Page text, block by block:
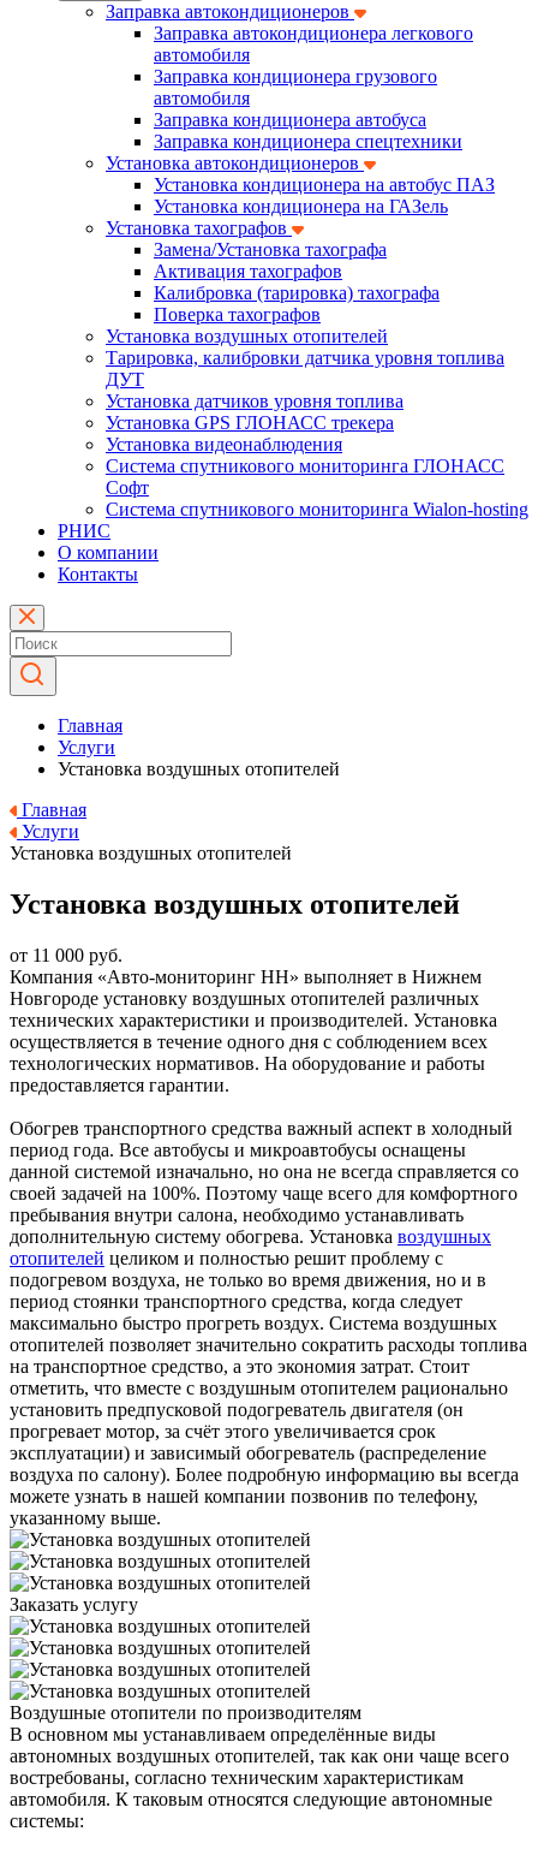
Заправка автокондиционеров
Заправка автокондиционера легкового
автомобиля
Заправка кондиционера грузового
автомобиля
Заправка кондиционера автобуса
Заправка кондиционера спецтехники
Установка автокондиционеров
Установка кондиционера на автобус ПАЗ
Установка кондиционера на ГАЗель
Установка тахографов
Замена/Установка тахографа
Активация тахографов
Калибровка (тарировка) тахографа
Поверка тахографов
Установка воздушных отопителей
Тарировка, калибровки датчика уровня топлива
ДУТ
Установка датчиков уровня топлива
Установка GPS ГЛОНАСС трекера
Установка видеонаблюдения
Система спутникового мониторинга ГЛОНАСС
Софт
Система спутникового мониторинга Wialon-hosting
РНИС
О компании
Контакты
Главная
Услуги
Установка воздушных отопителей
Главная
Услуги
Установка воздушных отопителей
Установка воздушных отопителей
от 11 000 руб.
Компания «Авто-мониторинг НН» выполняет в Нижнем
Новгороде установку воздушных отопителей различных
технических характеристики и производителей. Установка
осуществляется в течение одного дня с соблюдением всех
технологических нормативов. На оборудование и работы
предоставляется гарантии.
Обогрев транспортного средства важный аспект в холодный
период года. Все автобусы и микроавтобусы оснащены
данной системой изначально, но она не всегда справляется со
своей задачей на 100%. Поэтому чаще всего для комфортного
пребывания внутри салона, необходимо устанавливать
дополнительную систему обогрева. Установка воздушных
отопителей целиком и полностью решит проблему с
подогревом воздуха, не только во время движения, но и в
период стоянки транспортного средства, когда следует
максимально быстро прогреть воздух. Система воздушных
отопителей позволяет значительно сократить расходы топлива
на транспортное средство, а это экономия затрат. Стоит
отметить, что вместе с воздушным отопителем рационально
установить предпусковой подогреватель двигателя (он
прогревает мотор, за счёт этого увеличивается срок
эксплуатации) и зависимый обогреватель (распределение
воздуха по салону). Более подробную информацию вы всегда
можете узнать в нашей компании позвонив по телефону,
указанному выше.
Заказать услугу
Воздушные отопители по производителям
В основном мы устанавливаем определённые виды
автономных воздушных отопителей, так как они чаще всего
востребованы, согласно техническим характеристикам
автомобиля. К таковым относятся следующие автономные
системы: